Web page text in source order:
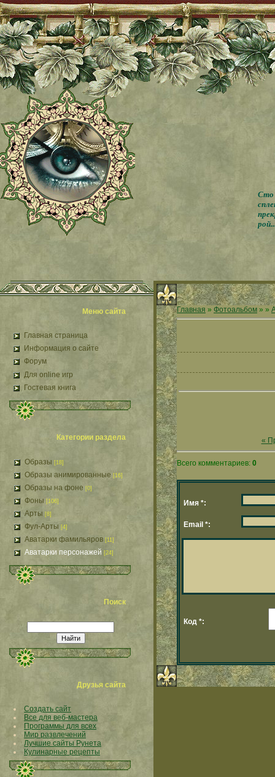
Сто
Меню сайта
Главная страница
Информация о сайте
Форум
Для online игр
Гостевая книга
Категории раздела
Образы [18]
Образы анимированные [16]
Образы на фоне [0]
Фоны [106]
Арты [8]
Фул-Арты [4]
Аватарки фамильяров [11]
Аватарки персонажей [24]
Поиск
Друзья сайта
Создать сайт
Все для веб-мастера
Программы для всех
Мир развлечений
Лучшие сайты Рунета
Кулинарные рецепты
Главная » Фотоальбом » »
«
Всего комментариев: 0
Имя *:
Email *:
Код *: